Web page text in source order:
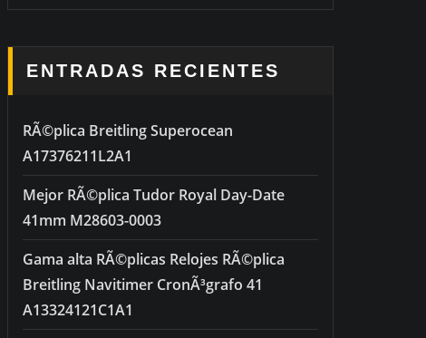
ENTRADAS RECIENTES
RÃ©plica Breitling Superocean
A17376211L2A1
Mejor RÃ©plica Tudor Royal Day-Date
41mm M28603-0003
Gama alta RÃ©plicas Relojes RÃ©plica
Breitling Navitimer CronÃ³grafo 41
A13324121C1A1